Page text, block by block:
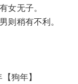
女无子。
则稍有不利。
狗年】